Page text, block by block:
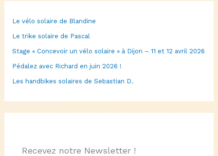
Le vélo solaire de Blandine
Le trike solaire de Pascal
Stage « Concevoir un vélo solaire » à Dijon – 11 et 12 avril 2026
Pédalez avec Richard en juin 2026 !
Les handbikes solaires de Sebastian D.
Recevez notre Newsletter !